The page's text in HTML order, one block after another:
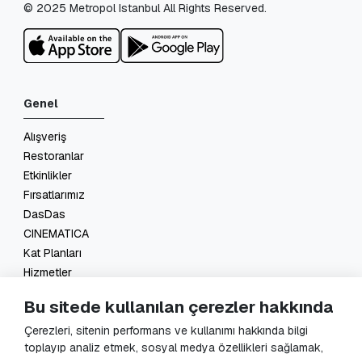
© 2025 Metropol Istanbul All Rights Reserved.
Genel
Alışveriş
Restoranlar
Etkinlikler
Fırsatlarımız
DasDas
CINEMATICA
Kat Planları
Hizmetler
KVKK Başvuru
Bu sitede kullanılan çerezler hakkında
Çerezleri, sitenin performans ve kullanımı hakkında bilgi
toplayıp analiz etmek, sosyal medya özellikleri sağlamak,